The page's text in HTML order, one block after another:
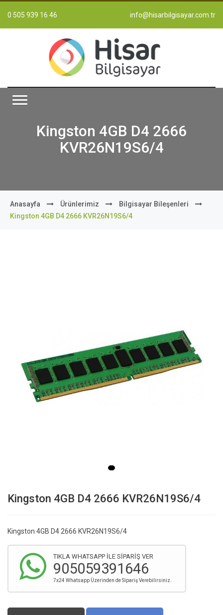
0 505 939 16 46 info@hisarbilgisayar.com.tr
Kingston 4GB D4 2666
KVR26N19S6/4
Anasayfa Ürünlerimiz
Bilgisayar Bileşenleri
Kingston 4GB D4 2666 KVR26N19S6/4
Kingston 4GB D4 2666 KVR26N19S6/4
Kingston 4GB D4 2666 KVR26N19S6/4
TIKLA WHATSAPP İLE SİPARİŞ VER
905059391646
7x24 Whatsapp Üzerinden de Sipariş Verebilirsiniz.